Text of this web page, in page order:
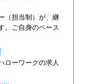
（担当制）が、継
。ご自身のペース
ローワークの求人